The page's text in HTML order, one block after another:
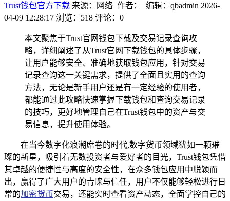
Trust钱包官方下载 来源：网络 作者： 编辑：qbadmin 2026-
04-09 12:28:17 浏览：518 评论：0
本文聚焦于Trust官网钱包下载及交易记录查询攻
略，详细阐述了从Trust官网下载钱包的具体步骤，
让用户能够安全、准确地获取钱包应用，针对交易
记录查询这一关键需求，提供了全面且实用的查询
方法，无论是新手用户还是有一定经验的使用者，
都能通过此攻略快速掌握下载钱包和查询交易记录
的技巧，更好地管理自己在Trust钱包中的资产与交
易信息，提升使用体验。
在当今数字化浪潮席卷的时代,数字货币领域犹如一颗璀
璨的新星，吸引着无数投资者与爱好者的目光，Trust钱包凭借
其卓越的便捷性与高度的安全性，在众多钱包应用中脱颖而
出，赢得了广大用户的青睐与信任，用户不仅能够轻松进行日
常的加密货币交易，还能实时查看资产动态，全面掌控自己的